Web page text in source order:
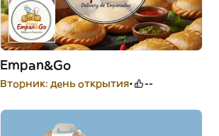
Empan&Go
Вторник: день открытия --